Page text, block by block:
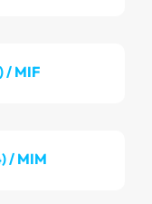
/ MIF
/ MIM